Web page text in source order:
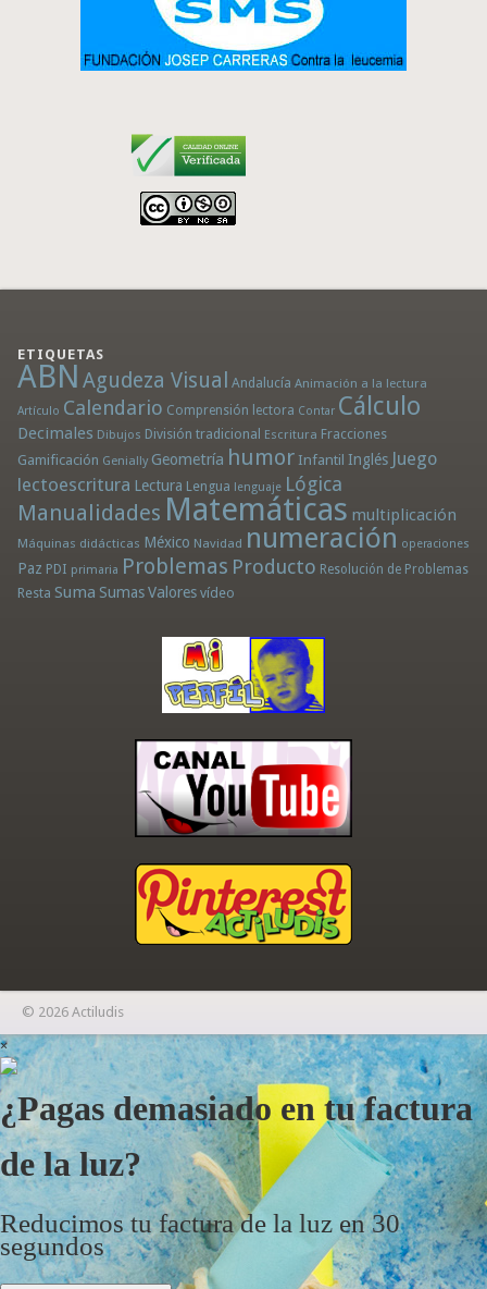
ETIQUETAS
ABN Agudeza Visual Andalucía Animación a la lectura
Artículo Calendario Comprensión lectora Contar Cálculo
Decimales Dibujos División tradicional Escritura Fracciones
Gamificación Genially Geometría humor Infantil Inglés Juego
lectoescritura Lectura Lengua lenguaje Lógica
Manualidades Matemáticas multiplicación
Máquinas didácticas México Navidad numeración operaciones
Paz PDI primaria Problemas Producto Resolución de Problemas
Resta Suma Sumas Valores vídeo
© 2026 Actiludis
×
¿Pagas demasiado en tu factura
de la luz?
Reducimos tu factura de la luz en 30
segundos